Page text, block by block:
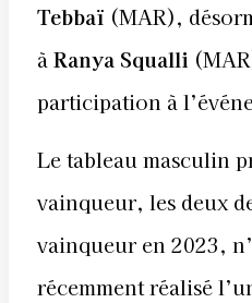
Tebbaï (MAR),
à Ranya Squalli
participation à
Le tableau masculin
vainqueur, les deux
vainqueur en 2023,
récemment réalisé